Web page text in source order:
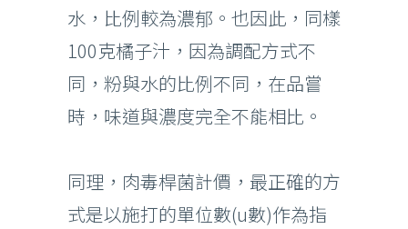
水，比例較為濃郁。也因此，同樣
100克橘子汁，因為調配方式不
同，粉與水的比例不同，在品嘗
時，味道與濃度完全不能相比。
同理，肉毒桿菌計價，最正確的方
式是以施打的單位數(u數)作為指